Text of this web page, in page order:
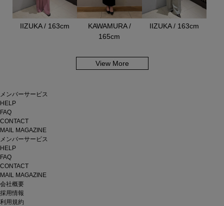
IIZUKA / 163cm
KAWAMURA /
165cm
IIZUKA / 163cm
View More
メンバーサービス
HELP
FAQ
CONTACT
MAIL MAGAZINE
メンバーサービス
HELP
FAQ
CONTACT
MAIL MAGAZINE
会社概要
採用情報
利用規約